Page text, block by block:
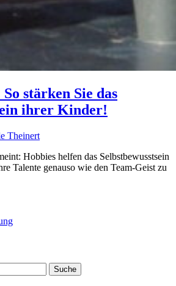
stärken Sie das
ihrer Kinder!
Theinert
Hobbies helfen das Selbstbewusstsein
Talente genauso wie den Team-Geist zu